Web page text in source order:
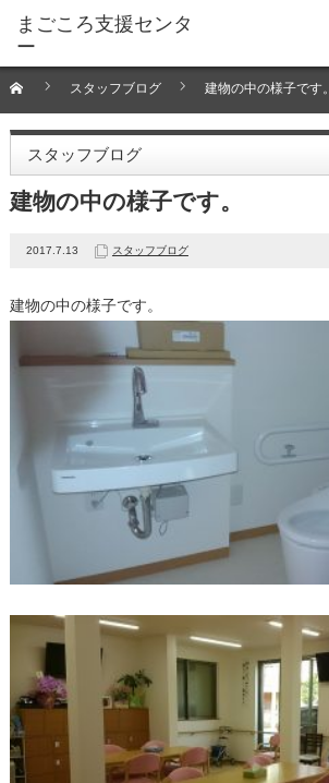
スタッフブログ 建物の中の様子です。
スタッフブログ
建物の中の様子です。
2017.7.13 スタッフブログ
建物の中の様子です。